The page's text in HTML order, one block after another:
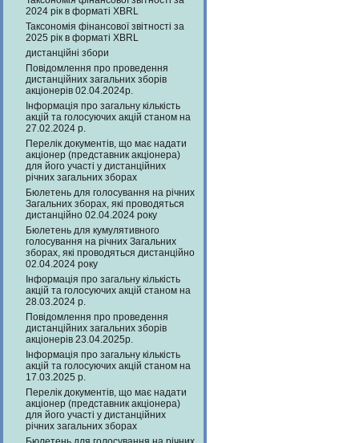
2024 рік в форматі XBRL
Таксономія фінансової звітності за
2025 рік в форматі XBRL
дистанційні збори
Повідомлення про проведення
дистанційних загальних зборів
акціонерів 02.04.2024р.
Інформація про загальну кількість
акцій та голосуючих акцій станом на
27.02.2024 р.
Перелік документів, що має надати
акціонер (представник акціонера)
для його участі у дистанційних
річних загальних зборах
Бюлетень для голосування на річних
Загальних зборах, які проводяться
дистанційно 02.04.2024 року
Бюлетень для кумулятивного
голосування на річних Загальних
зборах, які проводяться дистанційно
02.04.2024 року
Інформація про загальну кількість
акцій та голосуючих акцій станом на
28.03.2024 р.
Повідомлення про проведення
дистанційних загальних зборів
акціонерів 23.04.2025р.
Інформація про загальну кількість
акцій та голосуючих акцій станом на
17.03.2025 р.
Перелік документів, що має надати
акціонер (представник акціонера)
для його участі у дистанційних
річних загальних зборах